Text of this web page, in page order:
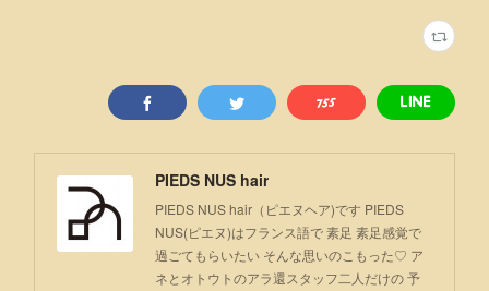
PIEDS NUS hair
PIEDS NUS hair（ピエヌヘア)です PIEDS
NUS(ピエヌ)はフランス語で 素足 素足感覚で
過ごてもらいたい そんな思いのこもった♡ ア
ネとオトウトのアラ還スタッフ二人だけの 予